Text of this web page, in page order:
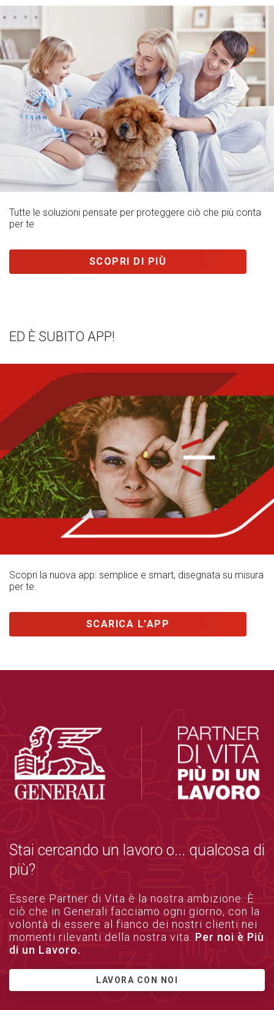
Tutte le soluzioni pensate per proteggere ciò che più conta
per te
SCOPRI DI PIÙ
ED È SUBITO APP!
Scopri la nuova app: semplice e smart, disegnata su misura
per te.
SCARICA L'APP
Stai cercando un lavoro o... qualcosa di
più?
Essere Partner di Vita è la nostra ambizione. È
ciò che in Generali facciamo ogni giorno, con la
volontà di essere al fianco dei nostri clienti nei
momenti rilevanti della nostra vita. Per noi è Più
di un Lavoro.
LAVORA CON NOI